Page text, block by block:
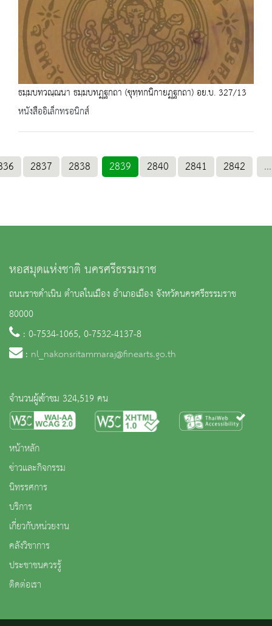
ธมฺมบทวณฺณนา ธมฺมบทฏฺฐกถา (ขุทฺทกนิกายฏฺฐกถา) อย.บ. 327/13
หนังสืออิเล็กทรอนิกส์
2837 2838 2839 2840 2841 2842 ...
หอสมุดแห่งชาติ นครศรีธรรมราช
ถนนราชดำเนิน ตำบลในเมือง อำเภอเมือง จังหวัดนครศรีธรรมราช
80000
: 0-7534-1065, 0-7532-4137-8
: nl_nakonsritammaraj@finearts.go.th
จำนวนผู้เข้าชม 324,519 คน
หน้าหลัก
ข่าวและกิจกรรม
นิทรรศการ
บริการ
เกี่ยวกับหน่วยงาน
คลังวิชาการ
ประชาชนควรรู้
ติดต่อเรา